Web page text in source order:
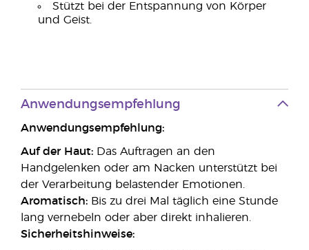
Stützt bei der Entspannung von Körper
und Geist.
Anwendungsempfehlung
Anwendungsempfehlung:
Auf der Haut: Das Auftragen an den
Handgelenken oder am Nacken unterstützt bei
der Verarbeitung belastender Emotionen.
Aromatisch: Bis zu drei Mal täglich eine Stunde
lang vernebeln oder aber direkt inhalieren.
Sicherheitshinweise: